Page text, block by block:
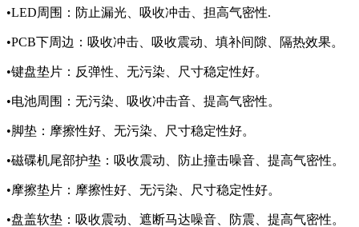
•LED周围：防止漏光、吸收冲击、担高气密性.
•PCB下周边：吸收冲击、吸收震动、填补间隙、隔热效果。
•键盘垫片：反弹性、无污染、尺寸稳定性好。
•电池周围：无污染、吸收冲击音、提高气密性。
•脚垫：摩擦性好、无污染、尺寸稳定性好。
•磁碟机尾部护垫：吸收震动、防止撞击噪音、提高气密性。
•摩擦垫片：摩擦性好、无污染、尺寸稳定性好。
•盘盖软垫：吸收震动、遮断马达噪音、防震、提高气密性。